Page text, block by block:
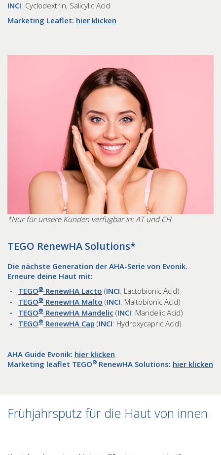
INCI: Cyclodextrin, Salicylic Acid
Marketing Leaflet: hier klicken
*Nur für unsere Kunden verfügbar in: AT und CH
TEGO RenewHA Solutions*
Die nächste Generation der AHA-Serie von Evonik.
Erneure deine Haut mit:
TEGO® RenewHA Lacto (INCI: Lactobionic Acid)
TEGO® RenewHA Malto (INCI: Maltobionic Acid)
TEGO® RenewHA Mandelic (INCI: Mandelic Acid)
TEGO® RenewHA Cap (INCI: Hydroxycapric Acid)
AHA Guide Evonik: hier klicken
Marketing leaflet TEGO® RenewHA Solutions: hier klicken
Frühjahrsputz für die Haut von innen